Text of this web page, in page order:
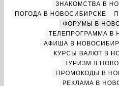
ЗНАКОМСТВА В
ПОГОДА В НОВОСИБИРСКЕ
ФОРУМЫ В
ТЕЛЕПРОГРАММА В
АФИША В
КУРСЫ ВАЛЮТ В
ТУРИЗМ В
ПРОМОКОДЫ В
РЕКЛАМА В